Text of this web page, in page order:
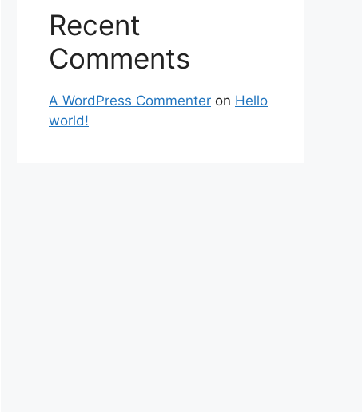
Recent
Comments
A WordPress Commenter on Hello
world!